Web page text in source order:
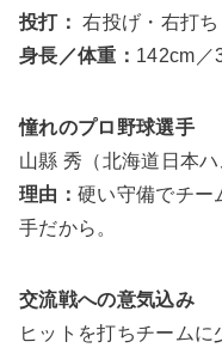
投打： 右投げ・右打ち
身長／体重： 142cm／
憧れのプロ野球選手
山縣 秀（北海道日本ハ
理由： 硬い守備でチー
手だから。
交流戦への意気込み
ヒットを打ちチーム